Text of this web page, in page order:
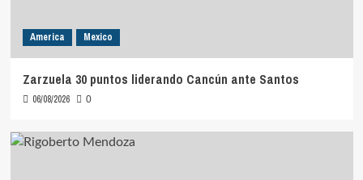
America Mexico
Zarzuela 30 puntos liderando Cancún ante Santos
06/08/2026 0